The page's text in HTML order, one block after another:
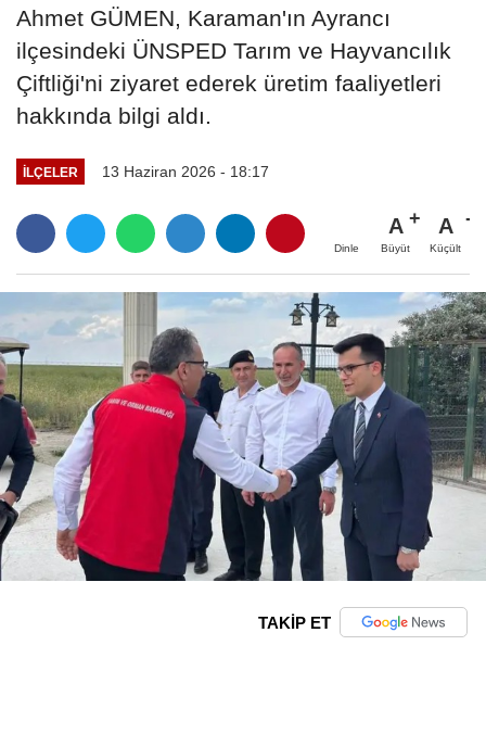
Ahmet GÜMEN, Karaman'ın Ayrancı
ilçesindeki ÜNSPED Tarım ve Hayvancılık
Çiftliği'ni ziyaret ederek üretim faaliyetleri
hakkında bilgi aldı.
İLÇELER 13 Haziran 2026 - 18:17
Dinle
A
Büyüt
A
Küçült
TAKİP ET